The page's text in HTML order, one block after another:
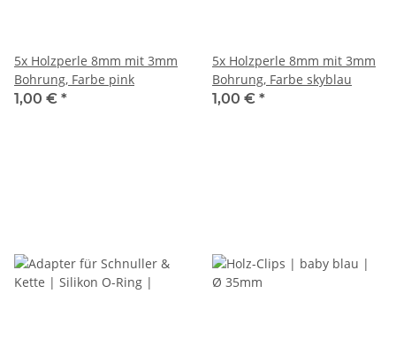
5x Holzperle 8mm mit 3mm
Bohrung, Farbe pink
1,00 € *
5x Holzperle 8mm mit 3mm
Bohrung, Farbe skyblau
1,00 € *